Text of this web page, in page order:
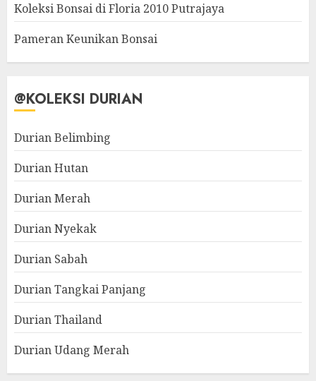
Koleksi Bonsai di Floria 2010 Putrajaya
Pameran Keunikan Bonsai
@KOLEKSI DURIAN
Durian Belimbing
Durian Hutan
Durian Merah
Durian Nyekak
Durian Sabah
Durian Tangkai Panjang
Durian Thailand
Durian Udang Merah